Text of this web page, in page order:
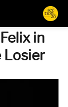
in
Losier